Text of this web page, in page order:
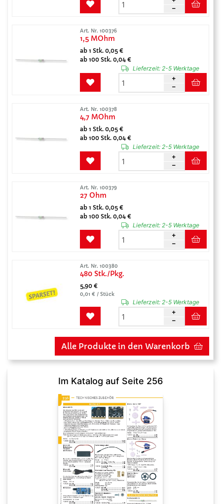
Art. Nr. 100376
1,5 MOhm
ab 1 Stk. 0,05 €
ab 100 Stk. 0,04 €
Lieferzeit:2-5 Werktage
Art. Nr. 100378
4,7 MOhm
ab 1 Stk. 0,05 €
ab 100 Stk. 0,04 €
Lieferzeit:2-5 Werktage
Art. Nr. 100379
27 Ohm
ab 1 Stk. 0,05 €
ab 100 Stk. 0,04 €
Lieferzeit:2-5 Werktage
Art. Nr. 100380
480 Stk./Pkg.
5,90 €
0,01 € / Stück
Lieferzeit:2-5 Werktage
Alle Produkte in den Warenkorb
Im Katalog auf Seite 256